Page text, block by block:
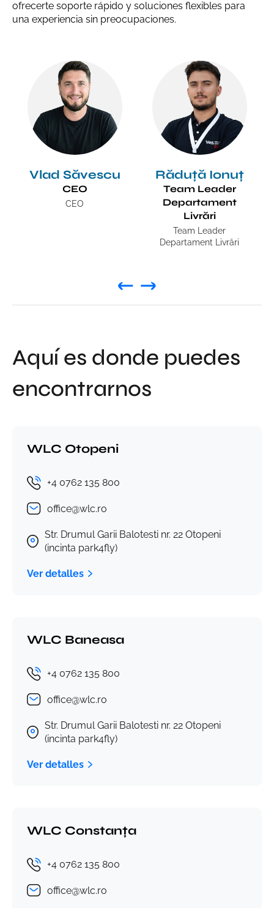
ofrecerte soporte rápido y soluciones flexibles para
una experiencia sin preocupaciones.
Vlad Săvescu
CEO
CEO
Răduță Ionuț
Team Leader
Departament
Livrări
Team Leader
Departament Livrări
Aquí es donde puedes
encontrarnos
WLC Otopeni
+4 0762 135 800
office@wlc.ro
Str. Drumul Garii Balotesti nr. 22 Otopeni
(incinta park4fly)
Ver detalles
WLC Baneasa
+4 0762 135 800
office@wlc.ro
Str. Drumul Garii Balotesti nr. 22 Otopeni
(incinta park4fly)
Ver detalles
WLC Constanța
+4 0762 135 800
office@wlc.ro